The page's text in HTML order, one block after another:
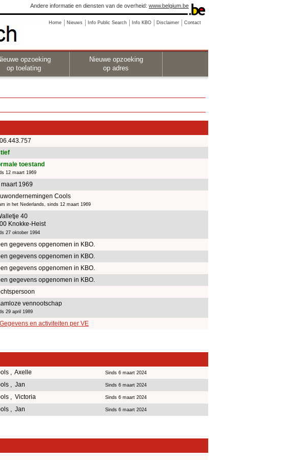
Andere informatie en diensten van de overheid: www.belgium.be
Home Nieuws Info Public Search Info KBO Disclaimer Contact
opzoeking
op toelating
Nieuwe opzoeking
op adres
toestand
12 maart 1969
maart 1969
Cools
in het Nederlands, sinds 12 maart 1969
40
Knokke-Heist
27 oktober 1994
gegevens opgenomen in KBO.
gegevens opgenomen in KBO.
gegevens opgenomen in KBO.
gegevens opgenomen in KBO.
vennootschap
29 april 1989
Gegevens en activiteiten per VE
, Axelle Sinds 6 maart 2024
, Jan Sinds 6 maart 2024
, Victoria Sinds 6 maart 2024
, Jan Sinds 6 maart 2024